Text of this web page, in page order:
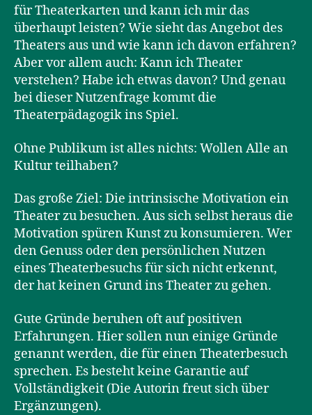
für Theaterkarten und kann ich mir das
überhaupt leisten? Wie sieht das Angebot des
Theaters aus und wie kann ich davon erfahren?
Aber vor allem auch: Kann ich Theater
verstehen? Habe ich etwas davon? Und genau
bei dieser Nutzenfrage kommt die
Theaterpädagogik ins Spiel.
Ohne Publikum ist alles nichts: Wollen Alle an
Kultur teilhaben?
Das große Ziel: Die intrinsische Motivation ein
Theater zu besuchen. Aus sich selbst heraus die
Motivation spüren Kunst zu konsumieren. Wer
den Genuss oder den persönlichen Nutzen
eines Theaterbesuchs für sich nicht erkennt,
der hat keinen Grund ins Theater zu gehen.
Gute Gründe beruhen oft auf positiven
Erfahrungen. Hier sollen nun einige Gründe
genannt werden, die für einen Theaterbesuch
sprechen. Es besteht keine Garantie auf
Vollständigkeit (Die Autorin freut sich über
Ergänzungen).